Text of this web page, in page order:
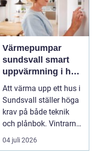
Värmepumpar
sundsvall smart
uppvärmning i hårt
klimat
Att värma upp ett hus i
Sundsvall ställer höga
krav på både teknik
och plånbok. Vintrarna
är långa, ...
04 juli 2026